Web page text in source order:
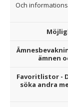
Och
ämnen
Favoritlistor -
söka andra